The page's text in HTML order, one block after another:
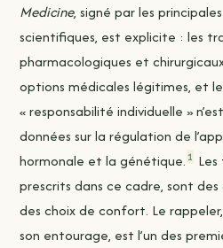
Medicine, signé par les
scientifiques, est explicite : les
pharmacologiques et
options médicales légitimes, et
« responsabilité individuelle »
données sur la régulation de
hormonale et la génétique. 1
prescrits dans ce cadre, sont des
des choix de confort. Le
son entourage, est l’un des